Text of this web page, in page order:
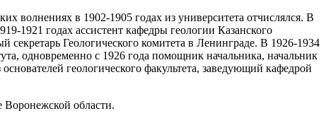
волнениях в 1902-1905 годах из университета отчислялся. В
1921 годах ассистент кафедры геологии Казанского
секретарь Геологического комитета в Ленинграде. В 1926-1934
одновременно с 1926 года помощник начальника, начальник
геологического факультета, заведующий кафедрой
Воронежской области.